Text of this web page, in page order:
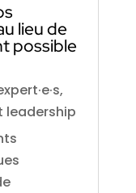
lieu de
possible
,
leadership